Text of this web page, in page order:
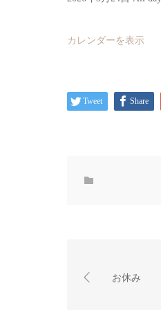
カレンダーを表示
Tweet Share
お休み